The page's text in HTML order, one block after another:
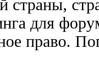
страны,
для
право.